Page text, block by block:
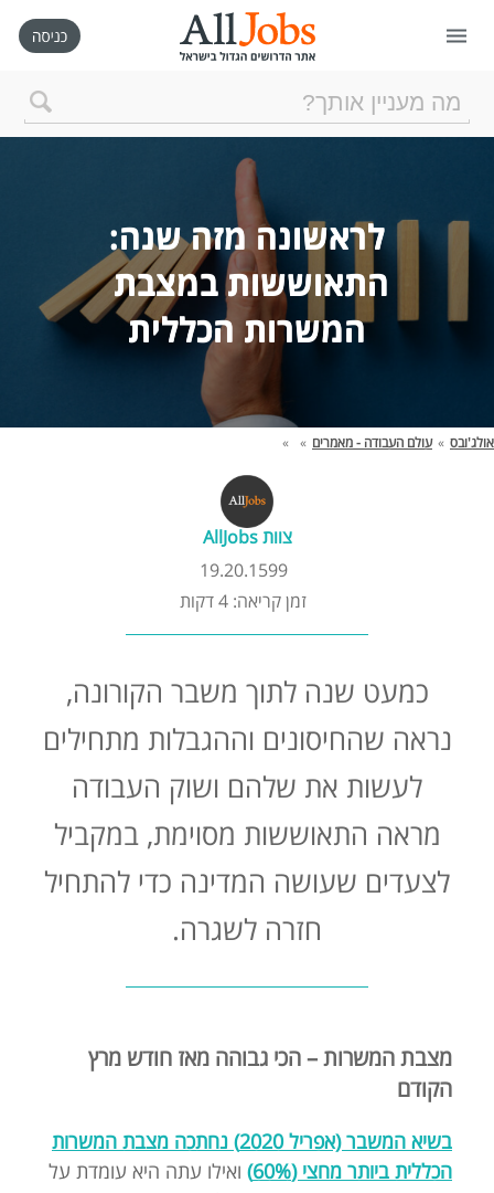
דף הבית
ניהול החיפושים שלי
רכישת AllJobs VIP
קורסים אונליין
התאוששות במצבת
המשרות הכללית
אולג'ובס » עולם העבודה - מאמרים »
»
צוות AllJobs
19.20.1599
זמן קריאה: 4 דקות
כמעט שנה לתוך משבר הקורונה,
נראה שהחיסונים וההגבלות מתחילים
לעשות את שלהם ושוק העבודה
מראה התאוששות מסוימת, במקביל
לצעדים שעושה המדינה כדי להתחיל
חזרה לשגרה.
מצבת המשרות – הכי גבוהה מאז חודש מרץ
הקודם
בשיא המשבר (אפריל 2020) נחתכה מצבת המשרות
הכללית ביותר מחצי (60%)
ואילו עתה היא עומדת על